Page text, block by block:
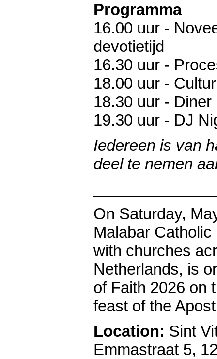
Programma
16.00 uur -
devotietijd
16.30 uur -
18.00 uur -
18.30 uur - Diner
19.30 uur - DJ
Iedereen is van
deel te nemen
On Saturday,
Malabar
with churches
Netherlands, is
of Faith 2026 on
feast of the
Location: Sint
Emmastraat 5,